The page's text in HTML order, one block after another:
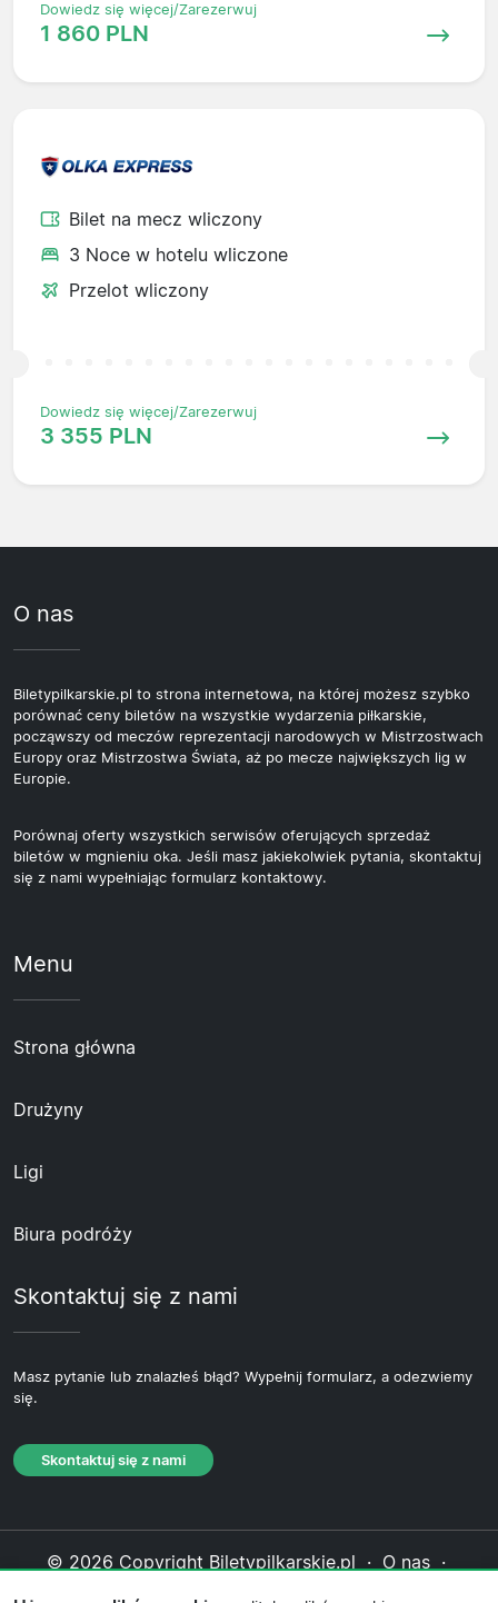
Dowiedz się więcej/Zarezerwuj
1 860 PLN
Bilet na mecz wliczony
3 Noce w hotelu wliczone
Przelot wliczony
Dowiedz się więcej/Zarezerwuj
3 355 PLN
O nas
Biletypilkarskie.pl to strona internetowa, na której możesz szybko
porównać ceny biletów na wszystkie wydarzenia piłkarskie,
począwszy od meczów reprezentacji narodowych w Mistrzostwach
Europy oraz Mistrzostwa Świata, aż po mecze największych lig w
Europie.
Porównaj oferty wszystkich serwisów oferujących sprzedaż
biletów w mgnieniu oka. Jeśli masz jakiekolwiek pytania, skontaktuj
się z nami wypełniając formularz kontaktowy.
Menu
Strona główna
Drużyny
Ligi
Biura podróży
Skontaktuj się z nami
Masz pytanie lub znalazłeś błąd? Wypełnij formularz, a odezwiemy
się.
Skontaktuj się z nami
© 2026 Copyright Biletypilkarskie.pl · O nas ·